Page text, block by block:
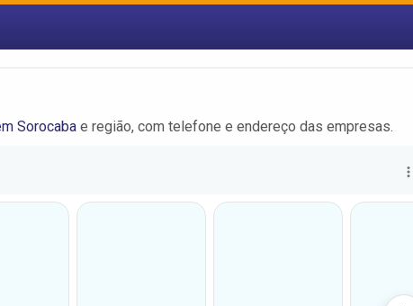
Sorocaba e região, com telefone e endereço das empresas.